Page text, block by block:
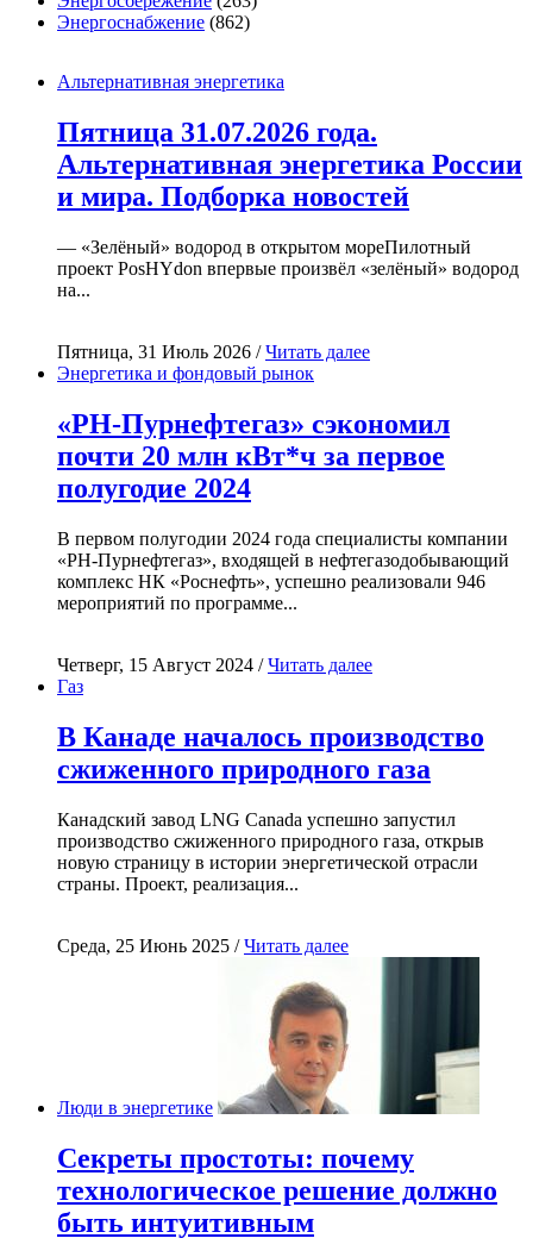
Энергоснабжение (862)
Альтернативная энергетика
Пятница 31.07.2026 года.
Альтернативная энергетика России
и мира. Подборка новостей
— «Зелёный» водород в открытом мореПилотный
проект PosHYdon впервые произвёл «зелёный» водород
на...
Пятница, 31 Июль 2026 /Читать далее
Энергетика и фондовый рынок
«РН-Пурнефтегаз» сэкономил
почти 20 млн кВт*ч за первое
полугодие 2024
В первом полугодии 2024 года специалисты компании
«РН-Пурнефтегаз», входящей в нефтегазодобывающий
комплекс НК «Роснефть», успешно реализовали 946
мероприятий по программе...
Четверг, 15 Август 2024 /Читать далее
Газ
В Канаде началось производство
сжиженного природного газа
Канадский завод LNG Canada успешно запустил
производство сжиженного природного газа, открыв
новую страницу в истории энергетической отрасли
страны. Проект, реализация...
Среда, 25 Июнь 2025 /Читать далее
Люди в энергетике
Секреты простоты: почему
технологическое решение должно
быть интуитивным